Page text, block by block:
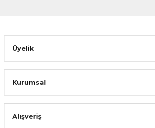
Cantaş Yayınları
Sepete Ekle
Üyelik
Kurumsal
Alışveriş